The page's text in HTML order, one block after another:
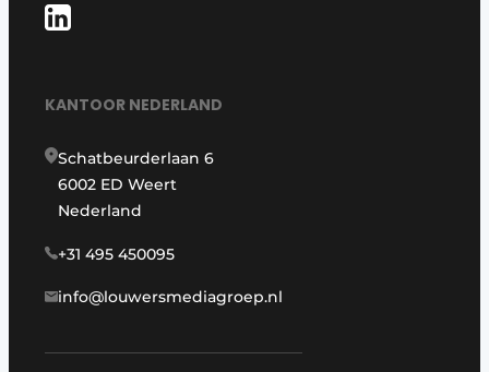
KANTOOR NEDERLAND
Schatbeurderlaan 6
6002 ED Weert
Nederland
+31 495 450095
info@louwersmediagroep.nl